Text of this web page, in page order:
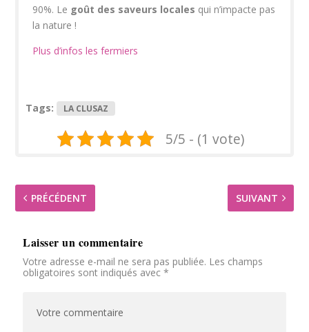
90%. Le goût des saveurs locales qui n’impacte pas
la nature !
Plus d’infos les fermiers
Tags: LA CLUSAZ
5/5 - (1 vote)
PRÉCÉDENT SUIVANT
Laisser un commentaire
Votre adresse e-mail ne sera pas publiée. Les champs
obligatoires sont indiqués avec*